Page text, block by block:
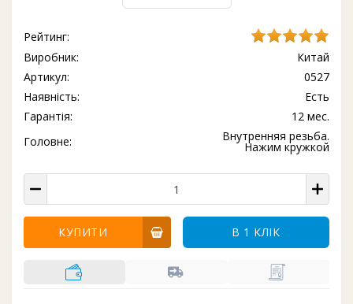
Рейтинг:
Китай
Виробник:
0527
Артикул:
Есть
Наявність:
12 мес.
Гарантія:
Внутренняя резьба.
Нажим кружкой
Головне:
КУПИТИ В 1 КЛІК